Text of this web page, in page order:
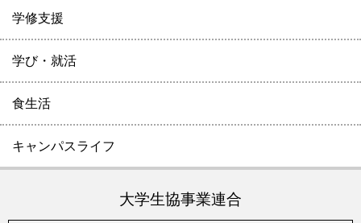
学修支援
学び・就活
食生活
キャンパスライフ
大学生協事業連合